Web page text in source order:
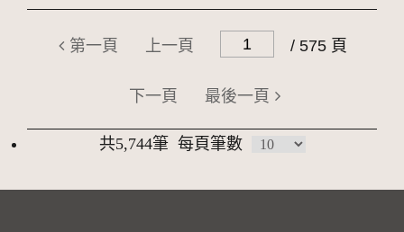
第一頁 上一頁 / 575 頁
下一頁 最後一頁
共5,744筆 每頁筆數